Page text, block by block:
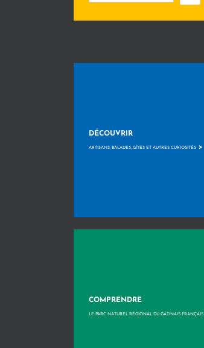
DÉCOUVRIR
ARTISANS, BALADES, GÎTES ET AUTRES CURIOSITÉS >
COMPRENDRE
LE PARC NATUREL RÉGIONAL DU GÂTINAIS FRANÇAIS